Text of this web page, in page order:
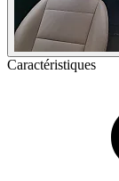
Caractéristiques